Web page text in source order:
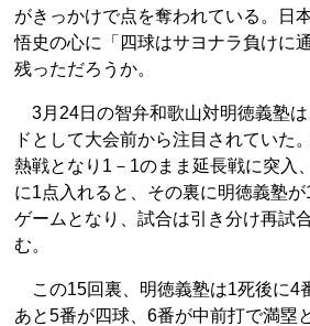
がきっかけで点を奪われている。日
悟史の心に「四球はサヨナラ負けに
残っただろうか。
3月24日の智弁和歌山対明徳義塾
ドとして大会前から注目されていた
熱戦となり1－1のまま延長戦に突入
に1点入れると、その裏に明徳義塾
ゲームとなり、試合は引き分け再試
む。
この15回裏、明徳義塾は1死後に4
あと5番が四球、6番が中前打で満塁